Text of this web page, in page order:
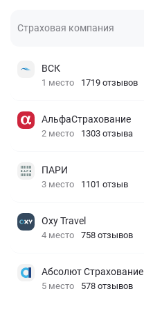
Страховая компания
ВСК
1 место 1719 отзывов
АльфаСтрахование
2 место 1303 отзыва
ПАРИ
3 место 1101 отзыв
Oxy Travel
4 место 758 отзывов
Абсолют Страхование
5 место 578 отзывов